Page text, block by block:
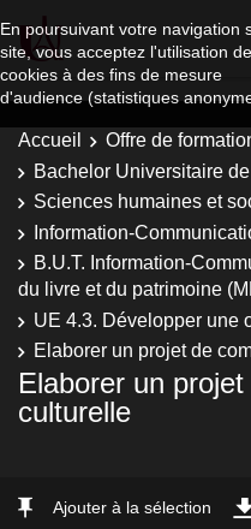
En poursuivant votre navigation
site, vous acceptez l'utilisation de
cookies à des fins de mesure
d'audience (statistiques
Accueil
Offre de
Bachelor Universitaire
Sciences humaines et
Information-
B.U.T. Information-
du livre et du patrimoine
UE 4.3. Développer une
Elaborer un projet de
Elaborer un
culturelle
Ajouter à la sélection